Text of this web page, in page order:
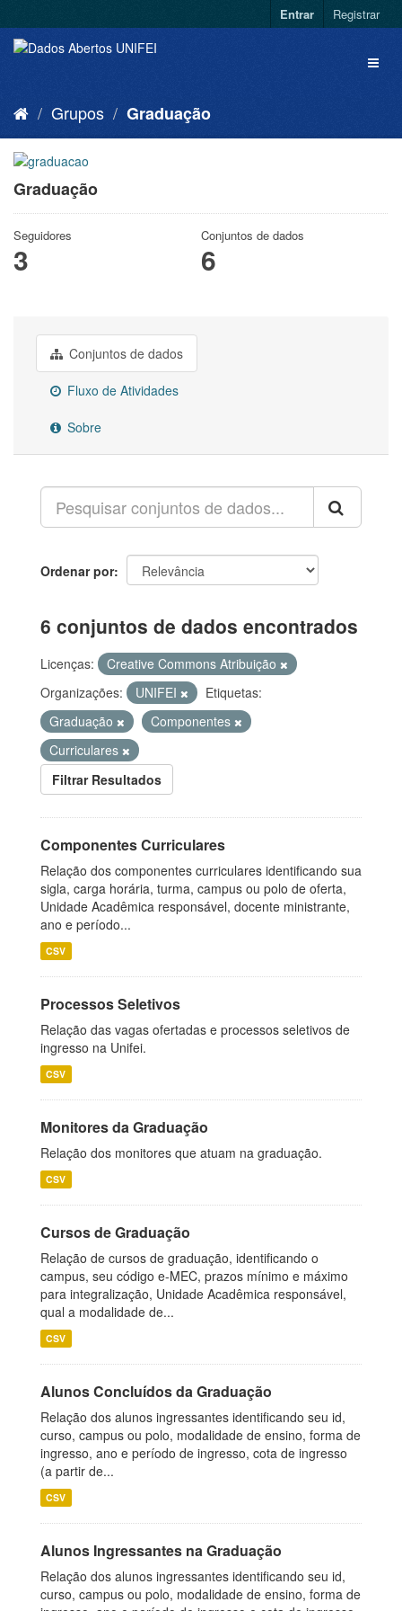
Entrar Registrar
Grupos Graduação
Graduação
Seguidores
3
Conjuntos de dados
6
Conjuntos de dados
Fluxo de Atividades
Sobre
Ordenar por
6 conjuntos de dados encontrados
Licenças:
Creative Commons Atribuição
Organizações:
UNIFEI
Etiquetas:
Graduação
Componentes
Curriculares
Filtrar Resultados
Componentes Curriculares
Relação dos componentes curriculares identificando sua
sigla, carga horária, turma, campus ou polo de oferta,
Unidade Acadêmica responsável, docente ministrante,
ano e período...
CSV
Processos Seletivos
Relação das vagas ofertadas e processos seletivos de
ingresso na Unifei.
CSV
Monitores da Graduação
Relação dos monitores que atuam na graduação.
CSV
Cursos de Graduação
Relação de cursos de graduação, identificando o
campus, seu código e-MEC, prazos mínimo e máximo
para integralização, Unidade Acadêmica responsável,
qual a modalidade de...
CSV
Alunos Concluídos da Graduação
Relação dos alunos ingressantes identificando seu id,
curso, campus ou polo, modalidade de ensino, forma de
ingresso, ano e período de ingresso, cota de ingresso
(a partir de...
CSV
Alunos Ingressantes na Graduação
Relação dos alunos ingressantes identificando seu id,
curso, campus ou polo, modalidade de ensino, forma de